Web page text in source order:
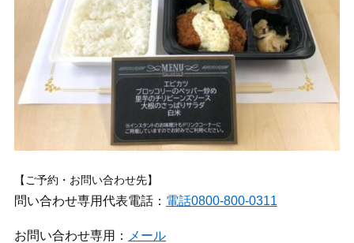
【ご予約・お問い合わせ先】
問い合わせ専用代表電話： 電話0800-800-0311
お問い合わせ専用： メール